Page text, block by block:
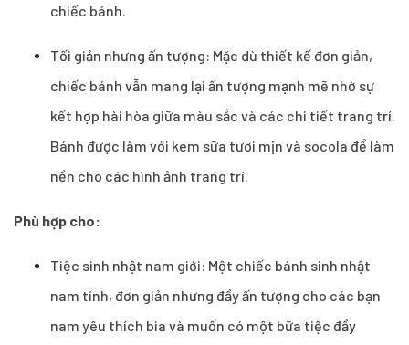
chiếc bánh.
Tối giản nhưng ấn tượng: Mặc dù thiết kế đơn giản,
chiếc bánh vẫn mang lại ấn tượng mạnh mẽ nhờ sự
kết hợp hài hòa giữa màu sắc và các chi tiết trang trí.
Bánh được làm với kem sữa tươi mịn và socola để làm
nền cho các hình ảnh trang trí.
Phù hợp cho:
Tiệc sinh nhật nam giới: Một chiếc bánh sinh nhật
nam tính, đơn giản nhưng đầy ấn tượng cho các bạn
nam yêu thích bia và muốn có một bữa tiệc đầy